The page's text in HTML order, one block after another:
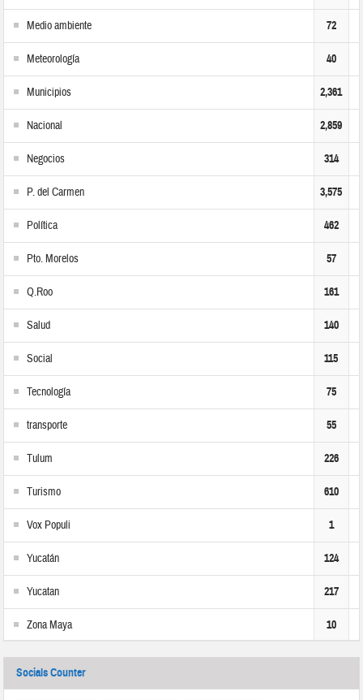
Medio ambiente 72
Meteorología 40
Municipios 2,361
Nacional 2,859
Negocios 314
P. del Carmen 3,575
Política 462
Pto. Morelos 57
Q.Roo 161
Salud 140
Social 115
Tecnología 75
transporte 55
Tulum 226
Turismo 610
Vox Populi 1
Yucatán 124
Yucatan 217
Zona Maya 10
Socials Counter